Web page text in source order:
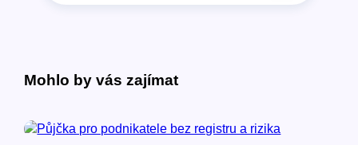
Mohlo by vás zajímat